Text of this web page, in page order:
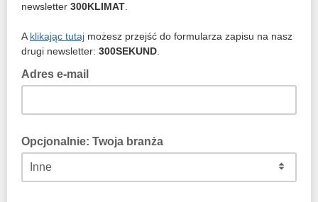
newsletter 300KLIMAT
A klikając tutaj możesz przejść do formularza zapisu na nasz
drugi newsletter: 300SEKUND
Adres e-mail
Opcjonalnie: Twoja branża